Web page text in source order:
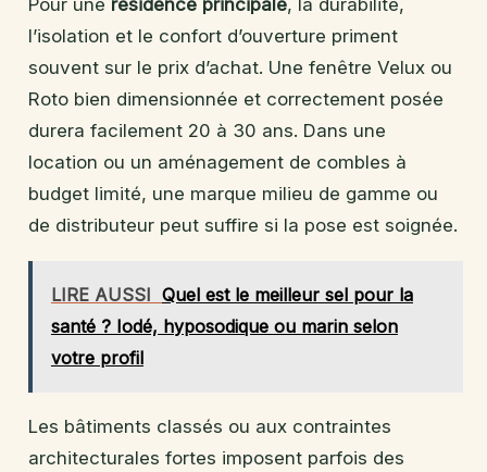
l’isolation et le confort d’ouverture priment
souvent sur le prix d’achat. Une fenêtre Velux ou
Roto bien dimensionnée et correctement posée
durera facilement 20 à 30 ans. Dans une
location ou un aménagement de combles à
budget limité, une marque milieu de gamme ou
de distributeur peut suffire si la pose est soignée.
LIRE AUSSI Quel est le meilleur sel pour la
santé ? Iodé, hyposodique ou marin selon
votre profil
Les bâtiments classés ou aux contraintes
architecturales fortes imposent parfois des